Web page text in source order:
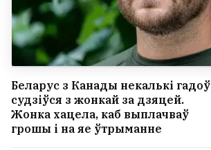
Беларус з Канады некалькі гадоў
судзіўся з жонкай за дзяцей.
Жонка хацела, каб выплачваў
грошы і на яе ўтрыманне